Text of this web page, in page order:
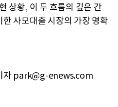
상황, 이 두 흐름의 깊은 간
사모대출 시장의 가장 명확
자 park@g-enews.com